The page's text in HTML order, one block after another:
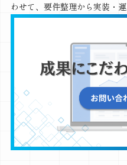
わせて、要件整理から実装・